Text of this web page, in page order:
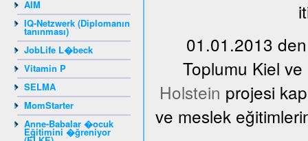
AIM
IQ-Netzwerk (Diplomanın
tanınması)
JobLife L�beck
Vitamin P
SELMA
MomStarter
Anne-Babalar �ocuk
Eğitimini �ğreniyor
01.01.2013
Toplumu Kiel
Holstein projesi
ve meslek